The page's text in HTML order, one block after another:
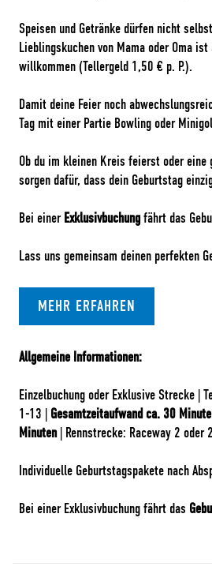
Speisen und Getränke dürfen nicht
Lieblingskuchen von Mama oder Oma
willkommen (Tellergeld 1,50 € p. P.).
Damit deine Feier noch
Tag mit einer Partie Bowling oder
Ob du im kleinen Kreis feierst oder eine
sorgen dafür, dass dein Geburtstag
Bei einer Exklusivbuchungfährt das
Lass uns gemeinsam deinen perfekten
MEHR ERFAHREN
Allgemeine Informationen:
Einzelbuchung oder Exklusive Strecke |
1-13 | Gesamtzeitaufwand ca. 30
Minuten| Rennstrecke: Raceway 2 oder
Individuelle Geburtstagspakete nach
Bei einer Exklusivbuchung fährt das